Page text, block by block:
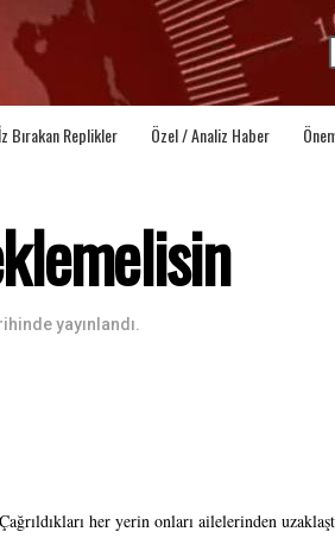
İz Bırakan Replikler Özel / Analiz Haber
yayınlandı.
Çağrıldıkları her yerin onları ailelerinden